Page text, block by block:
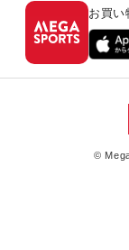
お買い
©